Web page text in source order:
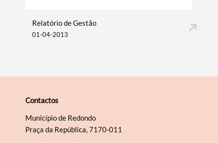
Relatório de Gestão
01-04-2013
Contactos
Município de Redondo
Praça da República, 7170-011